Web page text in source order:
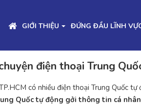
GIỚI THIỆU ĐỨNG ĐẦU LĨNH
điện thoại Trung
có nhiều điện thoại Trung Quốc
Quốc tự động gởi thông tin cá